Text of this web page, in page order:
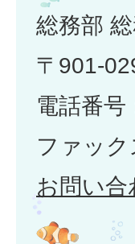
総務部
〒901-
電話番号
ファッ
お問い合